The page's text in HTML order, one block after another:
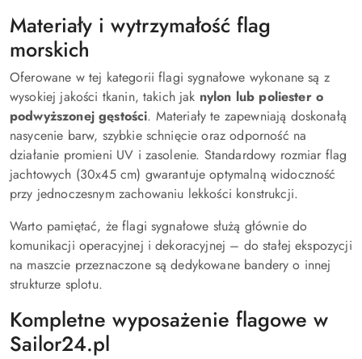
Materiały i wytrzymałość flag
morskich
Oferowane w tej kategorii flagi sygnałowe wykonane są z
wysokiej jakości tkanin, takich jak nylon lub poliester o
podwyższonej gęstości. Materiały te zapewniają doskonałą
nasycenie barw, szybkie schnięcie oraz odporność na
działanie promieni UV i zasolenie. Standardowy rozmiar flag
jachtowych (30x45 cm) gwarantuje optymalną widoczność
przy jednoczesnym zachowaniu lekkości konstrukcji.
Warto pamiętać, że flagi sygnałowe służą głównie do
komunikacji operacyjnej i dekoracyjnej – do stałej ekspozycji
na maszcie przeznaczone są dedykowane bandery o innej
strukturze splotu.
Kompletne wyposażenie flagowe w
Sailor24.pl